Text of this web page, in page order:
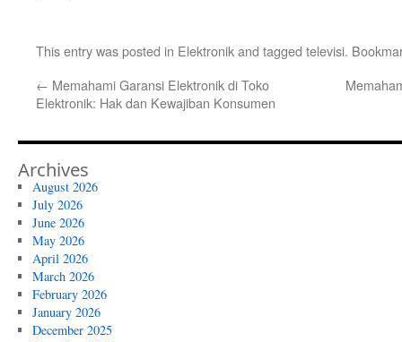
This entry was posted in Elektronikand tagged televisi.
← Memahami Garansi Elektronik di Toko
Elektronik: Hak dan Kewajiban Konsumen
Archives
August 2026
July 2026
June 2026
May 2026
April 2026
March 2026
February 2026
January 2026
December 2025